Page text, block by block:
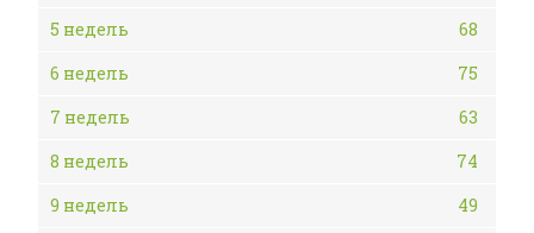
5 недель
68
6 недель
75
7 недель
63
8 недель
74
9 недель
49